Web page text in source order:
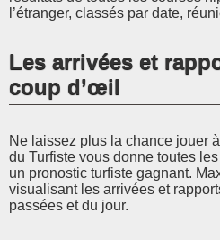
l’étranger, classés par date,
Les arrivées et
coup d’œil
Ne laissez plus la chance jouer
du Turfiste vous donne toutes
un pronostic turfiste gagnant.
visualisant les arrivées et
passées et du jour.